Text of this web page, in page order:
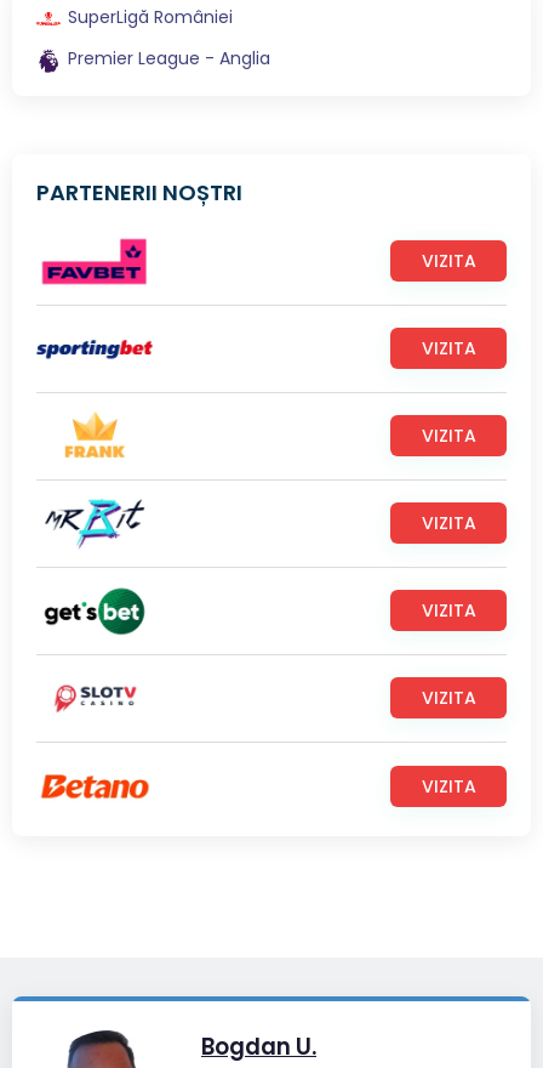
SuperLigă României
Premier League - Anglia
PARTENERII NOȘTRI
VIZITA
VIZITA
VIZITA
VIZITA
VIZITA
VIZITA
VIZITA
Bogdan U.